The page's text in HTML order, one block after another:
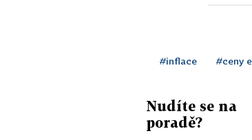
#inflace #ceny
Nudíte se na
poradě?